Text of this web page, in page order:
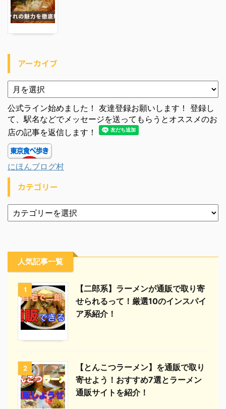
アーカイブ
公式ライン始めました！ 友達登録お願いします！ 登録し
て、駅名などでメッセージを送ってもらうとオススメのお
店の記事を返信します！
にほんブログ村
カテゴリー
人気記事一覧
1
【二郎系】ラーメンが通販で取り寄
せられるって！厳選10のインスパイ
ア系紹介！
2
【とんこつラーメン】を通販で取り
寄せよう！おすすめ7選とラーメン
通販サイトを紹介！